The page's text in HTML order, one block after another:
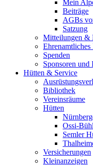
Mein
Beiträge
AGBs
Satzung
Mitteilungen &
Ehrenamtliches
Spenden
Sponsoren und
Hütten & Service
Bibliothek
Vereinsräume
Hütten
Ossi-
Semler
Versicherungen
Kleinanzeigen